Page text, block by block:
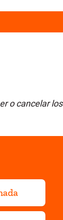
o cancelar los